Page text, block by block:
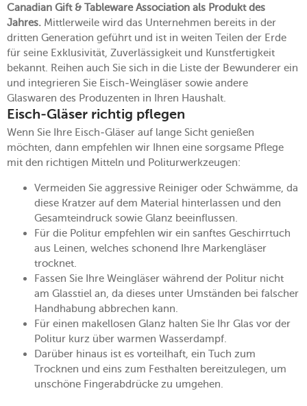
Canadian Gift & Tableware Association als Produkt des
Jahres. Mittlerweile wird das Unternehmen bereits in der
dritten Generation geführt und ist in weiten Teilen der Erde
für seine Exklusivität, Zuverlässigkeit und Kunstfertigkeit
bekannt. Reihen auch Sie sich in die Liste der Bewunderer ein
und integrieren Sie Eisch-Weingläser sowie andere
Glaswaren des Produzenten in Ihren Haushalt.
Eisch-Gläser richtig pflegen
Wenn Sie Ihre Eisch-Gläser auf lange Sicht genießen
möchten, dann empfehlen wir Ihnen eine sorgsame Pflege
mit den richtigen Mitteln und Politurwerkzeugen:
Vermeiden Sie aggressive Reiniger oder Schwämme, da
diese Kratzer auf dem Material hinterlassen und den
Gesamteindruck sowie Glanz beeinflussen.
Für die Politur empfehlen wir ein sanftes Geschirrtuch
aus Leinen, welches schonend Ihre Markengläser
trocknet.
Fassen Sie Ihre Weingläser während der Politur nicht
am Glasstiel an, da dieses unter Umständen bei falscher
Handhabung abbrechen kann.
Für einen makellosen Glanz halten Sie Ihr Glas vor der
Politur kurz über warmen Wasserdampf.
Darüber hinaus ist es vorteilhaft, ein Tuch zum
Trocknen und eins zum Festhalten bereitzulegen, um
unschöne Fingerabdrücke zu umgehen.